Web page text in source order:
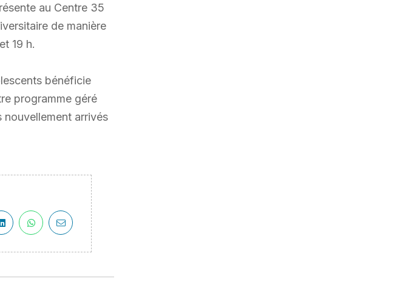
au Centre 35
de manière
19 h.
bénéficie
programme géré
nouvellement arrivés